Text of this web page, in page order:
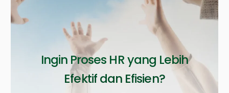
Ingin Proses HR yang Lebih
Efektif dan Efisien?